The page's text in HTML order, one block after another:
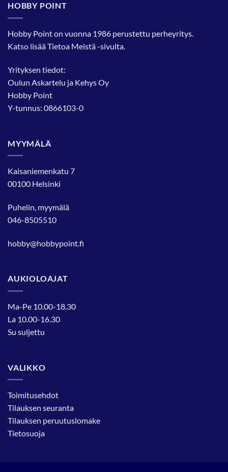
HOBBY POINT
Hobby Point on vuonna 1986 perustettu perheyritys.
Katso lisääTietoa Meistä-sivulta.
Yrityksen tiedot:
Oulun Askartelu ja Kehys Oy
Hobby Point
Y-tunnus: 0866103-0
MYYMÄLÄ
Kaisaniemenkatu 7
00100 Helsinki
Puhelin, myymälä
046-8505510
hobby@hobbypoint.fi
AUKIOLOAJAT
Ma-Pe 10.00-18.30
La 10.00-16.30
Su suljettu
VALIKKO
Toimitusehdot
Tilauksen seuranta
Tilauksen peruutuslomake
Tietosuoja